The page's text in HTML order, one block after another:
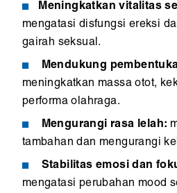
Meningkatkan vitalitas
mengatasi disfungsi ereksi
gairah seksual.
Mendukung
meningkatkan massa otot,
performa olahraga.
Mengurangi rasa lelah:
tambahan dan mengurangi
Stabilitas emosi dan
mengatasi perubahan mood